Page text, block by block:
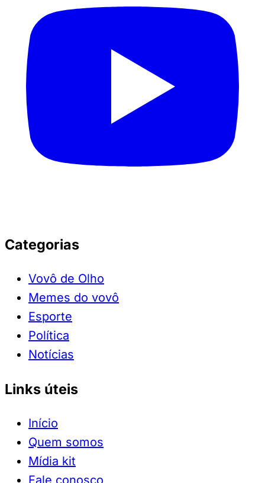
Categorias
Vovô de Olho
Memes do vovô
Esporte
Política
Notícias
Links úteis
Início
Quem somos
Mídia kit